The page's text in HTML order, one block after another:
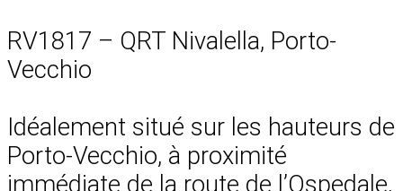
RV1817 – QRT Nivalella, Porto-
Vecchio
Idéalement situé sur les hauteurs de
Porto-Vecchio, à proximité
immédiate de la route de l’Ospedale,